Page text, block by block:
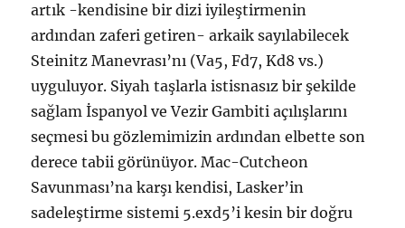
artık -kendisine bir dizi iyileştirmenin
ardından zaferi getiren- arkaik sayılabilecek
Steinitz Manevrası’nı (Va5, Fd7, Kd8 vs.)
uyguluyor. Siyah taşlarla istisnasız bir şekilde
sağlam İspanyol ve Vezir Gambiti açılışlarını
seçmesi bu gözlemimizin ardından elbette son
derece tabii görünüyor. Mac-Cutcheon
Savunması’na karşı kendisi, Lasker’in
sadeleştirme sistemi 5.exd5’i kesin bir doğru